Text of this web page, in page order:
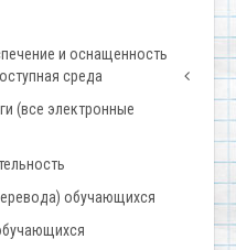
и оснащенность
среда
(все электронные
обучающихся